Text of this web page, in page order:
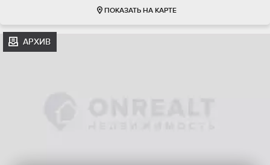
ПОКАЗАТЬ НА КАРТЕ
АРХИВ